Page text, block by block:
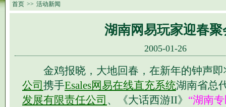
首页 >> 活动新闻
湖南网易玩家迎春聚
2005-01-26
金鸡报晓，大地回春，在新年的钟声即
公司 携手Esales网易在线直充系统湖南省
发展有限责任公司 、《大话西游II》 “湖南